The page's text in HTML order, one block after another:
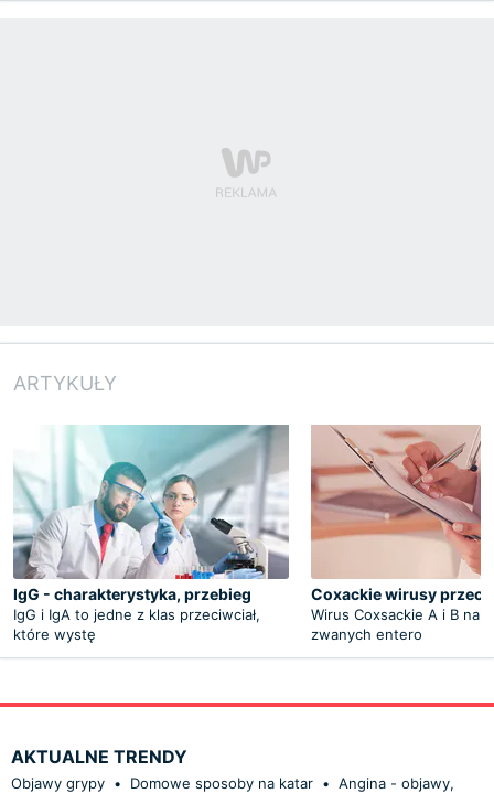
ARTYKUŁY
IgG - charakterystyka, przebieg
IgG i IgA to jedne z klas przeciwciał,
które wystę
Coxackie wirusy
Wirus Coxsackie A i B
zwanych entero
AKTUALNE TRENDY
Objawy grypy • Domowe sposoby na katar • Angina - objawy,